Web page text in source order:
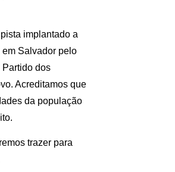
implantado a
em Salvador pelo
Partido dos
Acreditamos que
da população
trazer para